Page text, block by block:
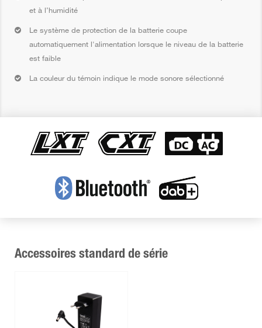
et à l’humidité
Le système de protection de la batterie coupe
automatiquement l'alimentation lorsque le niveau de la batterie
est faible
La couleur du témoin indique le mode sonore sélectionné
Accessoires standard de série